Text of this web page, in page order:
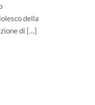
della
di […]